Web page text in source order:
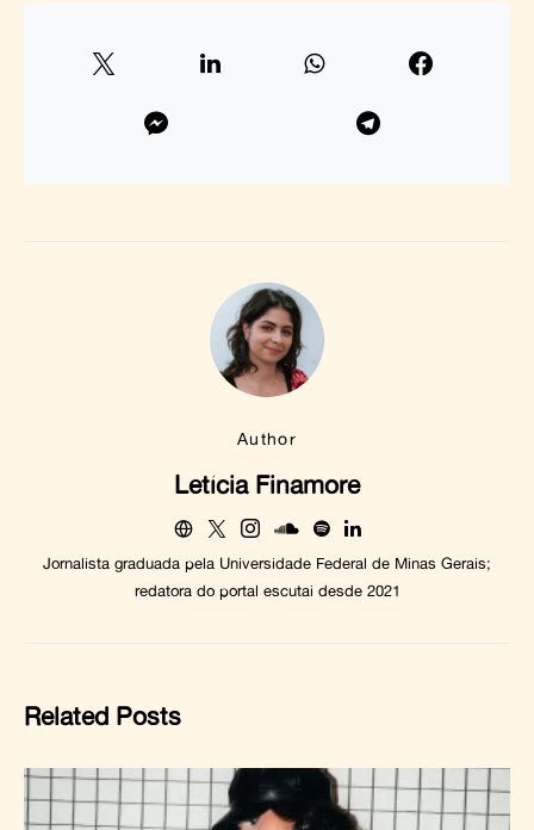
Author
Letícia Finamore
Jornalista graduada pela Universidade Federal de Minas Gerais;
redatora do portal escutai desde 2021
Related Posts